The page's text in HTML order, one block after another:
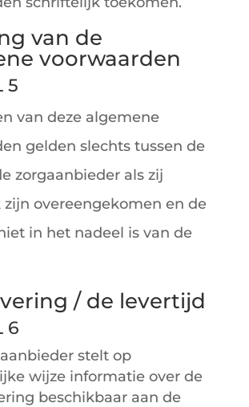
van de
voorwaarden
5
van deze algemene
gelden slechts tussen de
zorgaanbieder als zij
overeengekomen en de
in het nadeel is van de
/ de levertijd
6
stelt op
wijze informatie over de
beschikbaar aan de